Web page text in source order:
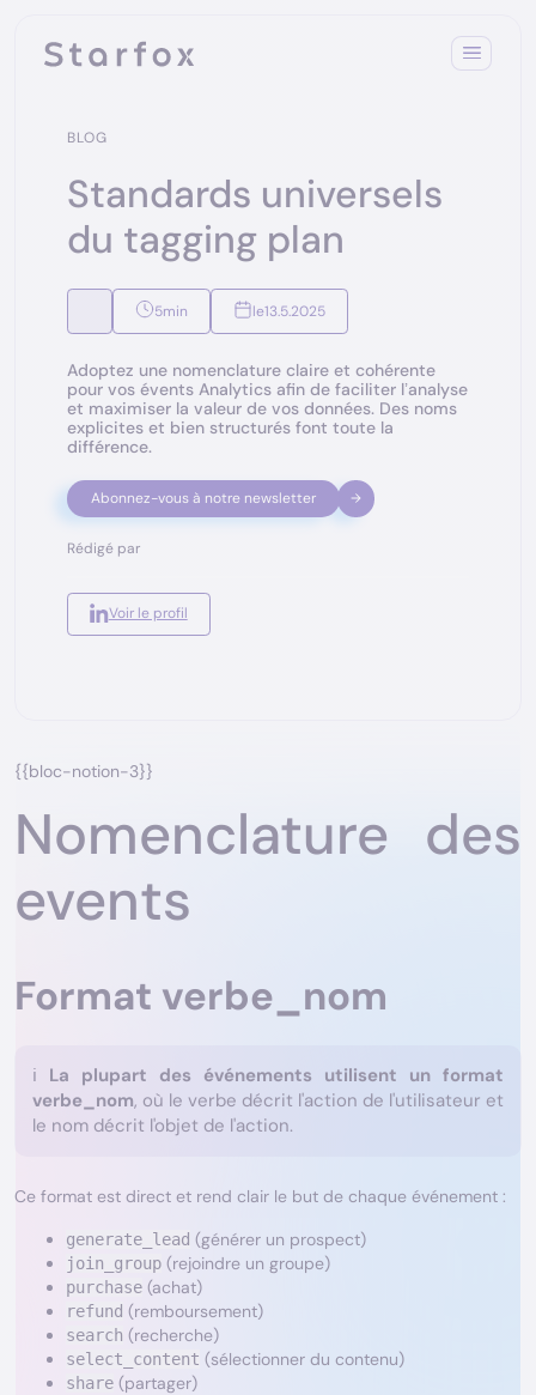
BLOG
Standards universels
du tagging plan
5min le13.5.2025
Adoptez une nomenclature claire et cohérente
pour vos évents Analytics afin de faciliter l’analyse
et maximiser la valeur de vos données. Des noms
explicites et bien structurés font toute la
différence.
Abonnez-vous à notre newsletter
Rédigé par
Voir le profil
{{bloc-notion-3}}
Nomenclature des
events
Format verbe_nom
ℹ️ La plupart des événements utilisent un format
verbe_nom, où le verbe décrit l'action de l'utilisateur et
le nom décrit l'objet de l'action.
Ce format est direct et rend clair le but de chaque événement :
generate_lead (générer un prospect)
join_group (rejoindre un groupe)
purchase (achat)
refund (remboursement)
search (recherche)
select_content (sélectionner du contenu)
share (partager)